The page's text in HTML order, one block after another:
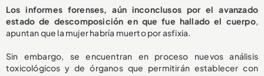
Los informes forenses, aún inconclusos por el avanzado
estado de descomposición en que fue hallado el cuerpo,
apuntan que la mujer habría muerto por asfixia.
Sin embargo, se encuentran en proceso nuevos análisis
toxicológicos y de órganos que permitirán establecer con